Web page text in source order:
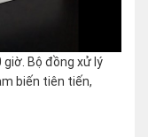
Bộ đồng xử lý
biến tiên tiến,